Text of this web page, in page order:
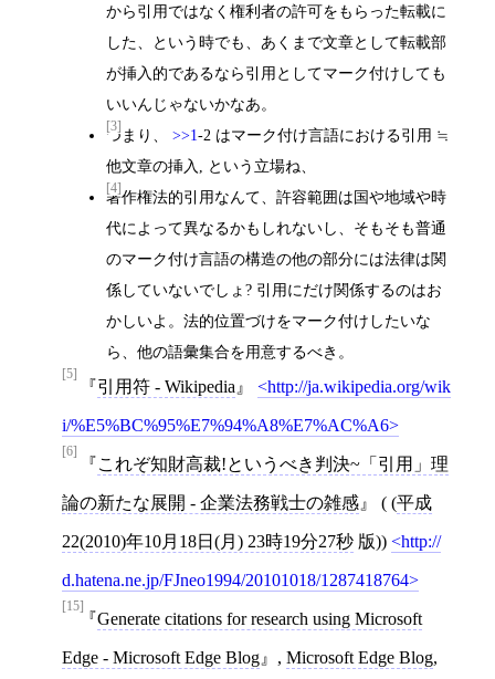
から引用ではなく権利者の許可をもらった転載に
した、という時でも、あくまで文章として転載部
が挿入的であるなら引用としてマーク付けしても
いいんじゃないかなあ。
[3]
つまり、 >>1-2 はマーク付け言語における引用 ≒
他文章の挿入, という立場ね、
[4]
著作権法的引用なんて、許容範囲は国や地域や時
代によって異なるかもしれないし、そもそも普通
のマーク付け言語の構造の他の部分には法律は関
係していないでしょ? 引用にだけ関係するのはお
かしいよ。法的位置づけをマーク付けしたいな
ら、他の語彙集合を用意するべき。
[5]
引用符 - Wikipedia http://ja.wikipedia.org/wik
i/%E5%BC%95%E7%94%A8%E7%AC%A6
[6]
これぞ知財高裁!というべき判決~「引用」理
論の新たな展開 - 企業法務戦士の雑感 ( (平成
22(2010)年10月18日(月) 23時19分27秒 版)) http://
d.hatena.ne.jp/FJneo1994/20101018/1287418764
[15]
Generate citations for research using Microsoft
Edge - Microsoft Edge Blog , Microsoft Edge Blog,